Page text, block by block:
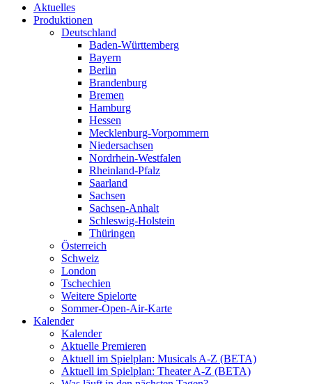
Aktuelles
Produktionen
Deutschland
Baden-Württemberg
Bayern
Berlin
Brandenburg
Bremen
Hamburg
Hessen
Mecklenburg-Vorpommern
Niedersachsen
Nordrhein-Westfalen
Rheinland-Pfalz
Saarland
Sachsen
Sachsen-Anhalt
Schleswig-Holstein
Thüringen
Österreich
Schweiz
London
Tschechien
Weitere Spielorte
Sommer-Open-Air-Karte
Kalender
Kalender
Aktuelle Premieren
Aktuell im Spielplan: Musicals A-Z (BETA)
Aktuell im Spielplan: Theater A-Z (BETA)